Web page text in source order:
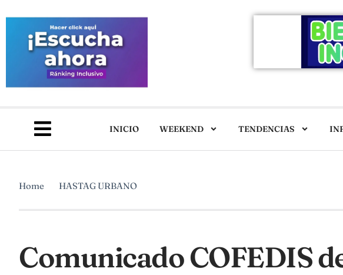
INICIO WEEKEND TENDENCIAS
Home HASTAG URBANO
Comunicado COFEDIS